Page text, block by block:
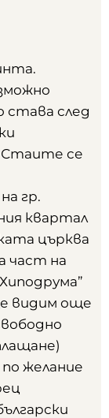
става след
Стаите се
гр.
квартал
църква
част на
видим още
желание